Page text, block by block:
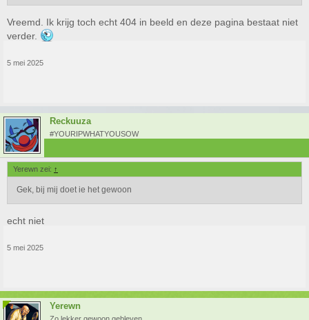
Vreemd. Ik krijg toch echt 404 in beeld en deze pagina bestaat niet
verder.
5 mei 2025
Reckuuza
#YOURIPWHATYOUSOW
Yerewn zei: ↑
Gek, bij mij doet ie het gewoon
echt niet
5 mei 2025
Yerewn